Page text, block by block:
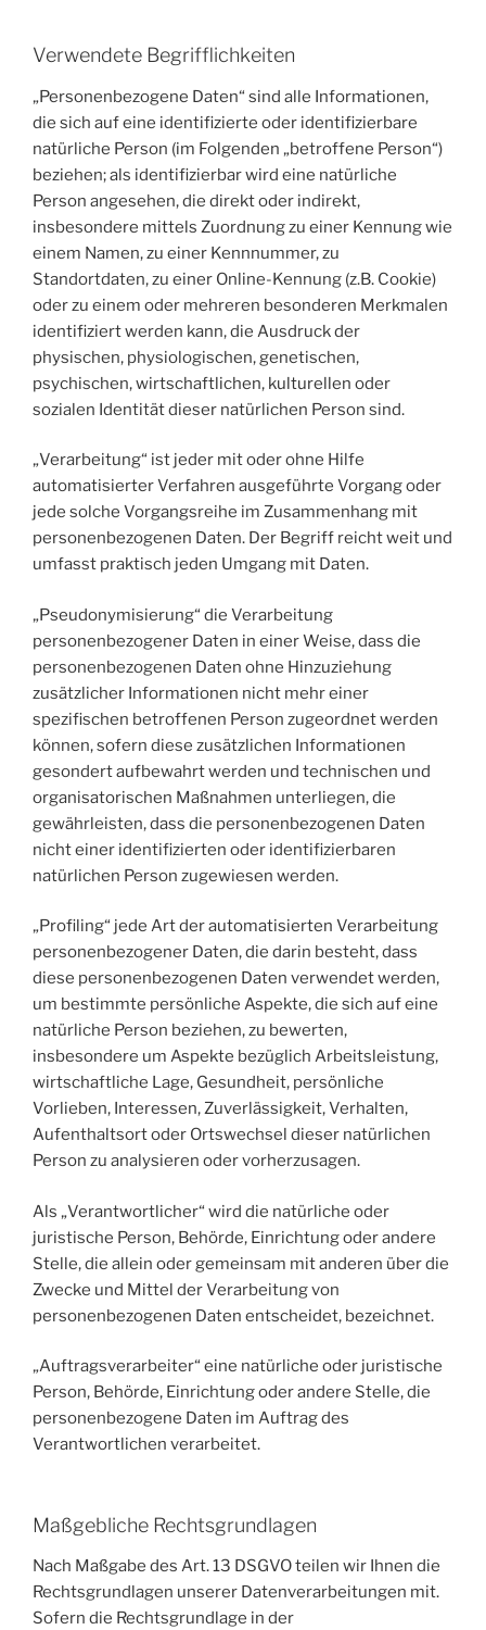
Verwendete Begrifflichkeiten
„Personenbezogene Daten“ sind alle Informationen,
die sich auf eine identifizierte oder identifizierbare
natürliche Person (im Folgenden „betroffene Person“)
beziehen; als identifizierbar wird eine natürliche
Person angesehen, die direkt oder indirekt,
insbesondere mittels Zuordnung zu einer Kennung wie
einem Namen, zu einer Kennnummer, zu
Standortdaten, zu einer Online-Kennung (z.B. Cookie)
oder zu einem oder mehreren besonderen Merkmalen
identifiziert werden kann, die Ausdruck der
physischen, physiologischen, genetischen,
psychischen, wirtschaftlichen, kulturellen oder
sozialen Identität dieser natürlichen Person sind.
„Verarbeitung“ ist jeder mit oder ohne Hilfe
automatisierter Verfahren ausgeführte Vorgang oder
jede solche Vorgangsreihe im Zusammenhang mit
personenbezogenen Daten. Der Begriff reicht weit und
umfasst praktisch jeden Umgang mit Daten.
„Pseudonymisierung“ die Verarbeitung
personenbezogener Daten in einer Weise, dass die
personenbezogenen Daten ohne Hinzuziehung
zusätzlicher Informationen nicht mehr einer
spezifischen betroffenen Person zugeordnet werden
können, sofern diese zusätzlichen Informationen
gesondert aufbewahrt werden und technischen und
organisatorischen Maßnahmen unterliegen, die
gewährleisten, dass die personenbezogenen Daten
nicht einer identifizierten oder identifizierbaren
natürlichen Person zugewiesen werden.
„Profiling“ jede Art der automatisierten Verarbeitung
personenbezogener Daten, die darin besteht, dass
diese personenbezogenen Daten verwendet werden,
um bestimmte persönliche Aspekte, die sich auf eine
natürliche Person beziehen, zu bewerten,
insbesondere um Aspekte bezüglich Arbeitsleistung,
wirtschaftliche Lage, Gesundheit, persönliche
Vorlieben, Interessen, Zuverlässigkeit, Verhalten,
Aufenthaltsort oder Ortswechsel dieser natürlichen
Person zu analysieren oder vorherzusagen.
Als „Verantwortlicher“ wird die natürliche oder
juristische Person, Behörde, Einrichtung oder andere
Stelle, die allein oder gemeinsam mit anderen über die
Zwecke und Mittel der Verarbeitung von
personenbezogenen Daten entscheidet, bezeichnet.
„Auftragsverarbeiter“ eine natürliche oder juristische
Person, Behörde, Einrichtung oder andere Stelle, die
personenbezogene Daten im Auftrag des
Verantwortlichen verarbeitet.
Maßgebliche Rechtsgrundlagen
Nach Maßgabe des Art. 13 DSGVO teilen wir Ihnen die
Rechtsgrundlagen unserer Datenverarbeitungen mit.
Sofern die Rechtsgrundlage in der